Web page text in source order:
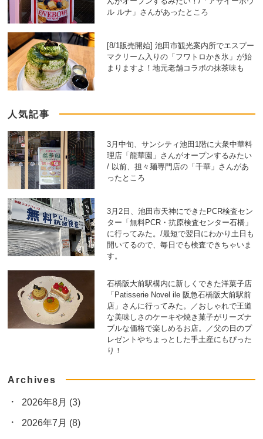
ル ルナ」さんがあったところ
[8/1販売開始] 池田市観光案内所でエスプー
マクリーム入りの「フワトロかき氷」が始
まりますよ！地元老舗コラボの抹茶味も
人気記事
3月中旬、サンシティ池田1階に大衆中華料
理店「龍華園」さんがオープンするみたい
/ 以前、担々麺専門店の「千華」さんがあ
ったところ
3月2日、池田市天神にできたPCR検査セン
ター「無料PCR・抗原検査センター石橋」
に行ってみた。/最短で翌日にわかり土日も
開いてるので、毎日でも検査できちゃいま
す。
石橋阪大前駅構内に新しくできた洋菓子店
「Patisserie Novel ile 阪急石橋阪大前駅前
店」さんに行ってみた。／おしゃれで王道
な美味しさのケーキや焼き菓子がリーズナ
ブルな価格で楽しめるお店。／父の日のプ
レゼントやちょっとした手土産にもぴった
り！
Archives
2026年8月 (3)
2026年7月 (8)